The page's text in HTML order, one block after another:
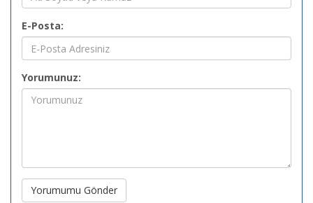
E-Posta:
Yorumunuz:
Yorumumu Gönder